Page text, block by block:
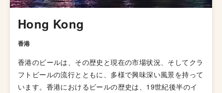
Hong Kong
香港
香港のビールは、その歴史と現在の市場状況、そしてクラ
フトビールの流行とともに、多様で興味深い風景を持って
います。香港におけるビールの歴史は、19世紀後半のイ